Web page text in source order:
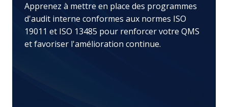
Apprenez à mettre en place des programmes
d'audit interne conformes aux normes ISO
19011 et ISO 13485 pour renforcer votre QMS
et favoriser l'amélioration continue.